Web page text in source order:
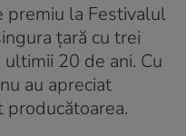
premiu la Festivalul
țară cu trei
20 de ani. Cu
au apreciat
producătoarea.